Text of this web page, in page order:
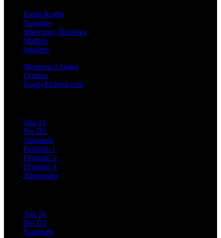
Esprit Rugby
Cagolins
Interviews Décalées
Maffrés
Insolites
Mentions Légales
Contact
RugbyFédéral.com
Top 14
Pro D2
Nationale
Fédérale 1
Fédérale 2
Fédérale 3
Régionales
Top 14
Pro D2
Nationale